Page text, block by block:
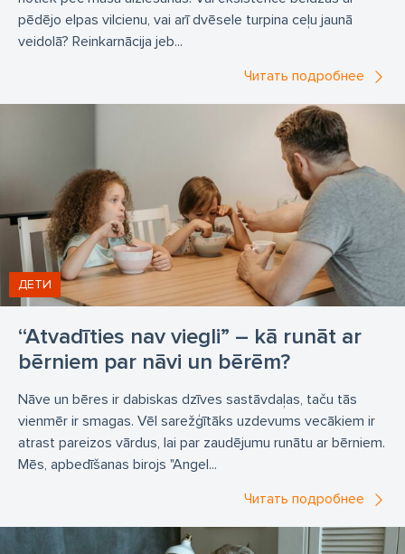
pēdējo elpas vilcienu, vai arī dvēsele turpina ceļu jaunā
veidolā? Reinkarnācija jeb...
Читать подробнее
“Atvadīties nav viegli” – kā runāt ar
bērniem par nāvi un bērēm?
ДЕТИ
Nāve un bēres ir dabiskas dzīves sastāvdaļas, taču tās
vienmēr ir smagas. Vēl sarežģītāks uzdevums vecākiem ir
atrast pareizos vārdus, lai par zaudējumu runātu ar bērniem.
Mēs, apbedīšanas birojs "Angel...
Читать подробнее